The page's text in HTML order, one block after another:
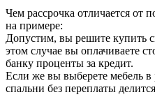
Чем рассрочка отличается от
на примере:
Допустим, вы решите купить
этом случае вы оплачиваете
банку проценты за кредит.
Если же вы выберете мебель в
спальни без переплаты